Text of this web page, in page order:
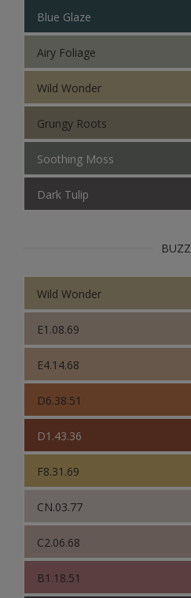
Sikkens Colour Futures 2021
Sikkens Colour Futures 2019
Blue Glaze
Airy Foliage
Wild Wonder
Grungy Roots
Soothing Moss
Dark Tulip
BUZZ
Wild Wonder
E1.08.69
E4.14.68
D6.38.51
D1.43.36
F8.31.69
CN.03.77
C2.06.68
B1.18.51